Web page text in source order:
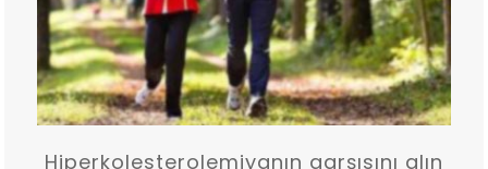
Hiperkolesterolemiyanın qarşısını alın